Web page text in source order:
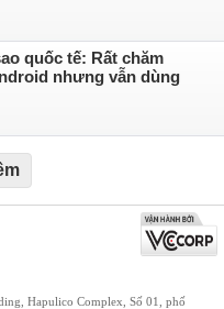
quốc tế: Rất chăm
nhưng vẫn dùng
Hapulico Complex, Số 01, phố